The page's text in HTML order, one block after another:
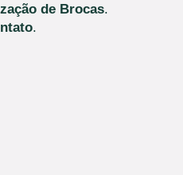
de Brocas.
.